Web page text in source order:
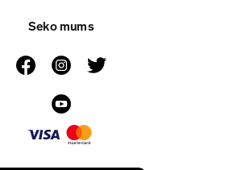
Seko mums